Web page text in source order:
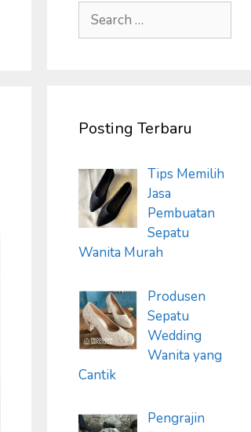
Search
for:
Posting Terbaru
Tips Memilih
Jasa
Pembuatan
Sepatu
Wanita Murah
Produsen
Sepatu
Wedding
Wanita yang
Cantik
Pengrajin